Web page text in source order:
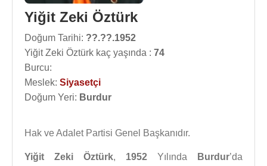
Yiğit Zeki Öztürk
Doğum Tarihi: ??.??.1952
Yiğit Zeki Öztürk kaç yaşında : 74
Burcu:
Meslek: Siyasetçi
Doğum Yeri: Burdur
Hak ve Adalet Partisi Genel Başkanıdır.
Yiğit Zeki Öztürk, 1952 Yılında Burdur’da